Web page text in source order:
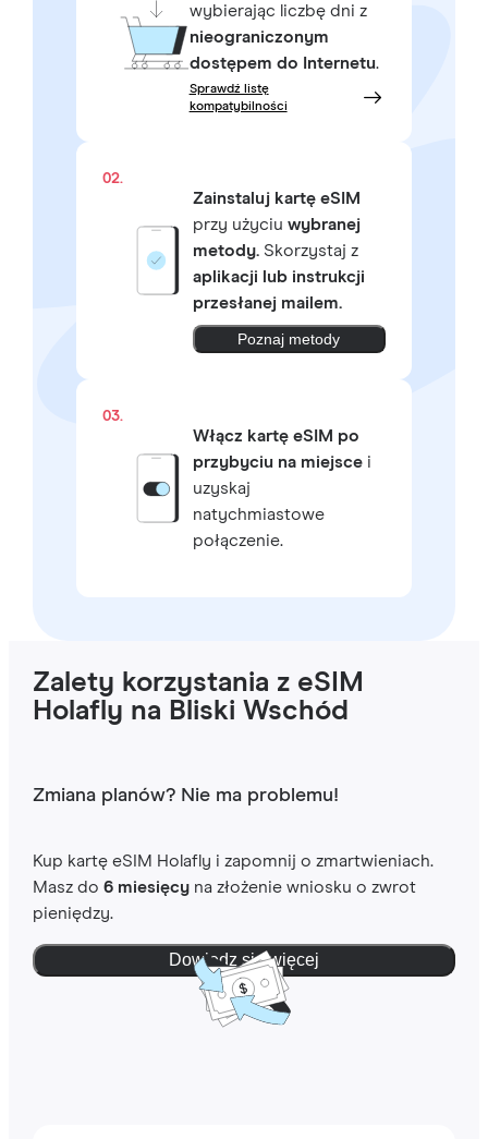
wybierając liczbę dni z
nieograniczonym
dostępem do Internetu.
Sprawdź listę
kompatybilności
02.
Zainstaluj kartę eSIM
przy użyciu wybranej
metody.Skorzystaj z
aplikacji lub instrukcji
przesłanej mailem.
Poznaj metody
03.
Włącz kartę eSIM po
przybyciu na miejscei
uzyskaj
natychmiastowe
połączenie.
Zalety korzystania z eSIM
Holafly na Bliski Wschód
Zmiana planów? Nie ma problemu!
Kup kartę eSIM Holafly i zapomnij o zmartwieniach.
Masz do 6 miesięcyna złożenie wniosku o zwrot
pieniędzy.
Dowiedz się więcej